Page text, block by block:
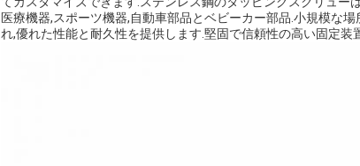
医療機器,スポーツ機器,自動車部品とベビーカー部品. 小規模な場
れ,優れた性能と耐久性を提供します. 堅固で信頼性の高い固定装